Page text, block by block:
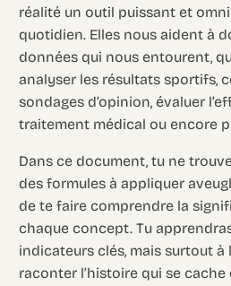
réalité un outil puissant et
quotidien. Elles nous aident à
données qui nous entourent,
analyser les résultats sportifs,
sondages d’opinion, évaluer
traitement médical ou encore
Dans ce document, tu ne
des formules à appliquer
de te faire comprendre la
chaque concept. Tu
indicateurs clés, mais surtout
raconter l’histoire qui se